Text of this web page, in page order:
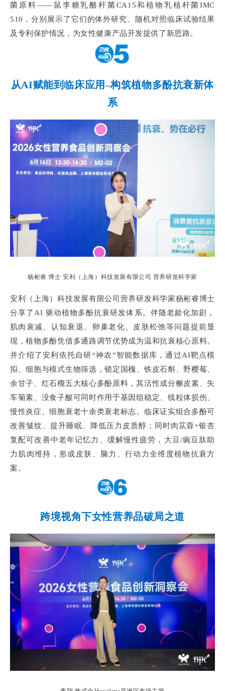
菌原料——鼠李糖乳酪杆菌CA15和植物乳植杆菌IMC
510，分别展示了它们的体外研究、随机对照临床试验结果
及专利保护情况，为女性健康产品开发提供了新思路。
从AI赋能到临床应用–构筑植物多酚抗衰新体
系
杨彬睿 博士 安利（上海）科技发展有限公司 营养研发科学家
安利（上海）科技发展有限公司营养研发科学家杨彬睿博士
分享了AI 驱动植物多酚抗衰研发体系。伴随老龄化加剧，
肌肉衰减、认知衰退、卵巢老化、皮肤松弛等问题提前显
现，植物多酚凭借多通路调节优势成为温和抗衰核心原料。
并介绍了安利依托自研“神农”智能数据库，通过AI靶点模
拟、细胞与模式生物筛选，锁定国槐、铁皮石斛、野樱莓、
余甘子、红石榴五大核心多酚原料，其活性成分槲皮素、矢
车菊素、没食子酸可同时作用于基因组稳定、线粒体损伤、
慢性炎症、细胞衰老十余类衰老标志。临床证实组合多酚可
改善皱纹、提升睡眠、降低压力皮质醇；同时肉苁蓉+银杏
复配可改善中老年记忆力、缓解慢性疲劳，大豆/豌豆肽助
力肌肉维持，形成皮肤、脑力、行动力全维度植物抗衰方
案。
跨境视角下女性营养品破局之道